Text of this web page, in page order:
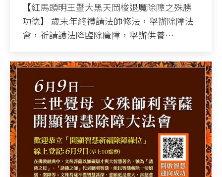
【紅馬頭明王暨大黑天岡梭退魔除障之殊勝
功德】 歲末年終禮請法師修法，舉辦除障法
會，祈請護法降臨除魔障，舉辦供養…